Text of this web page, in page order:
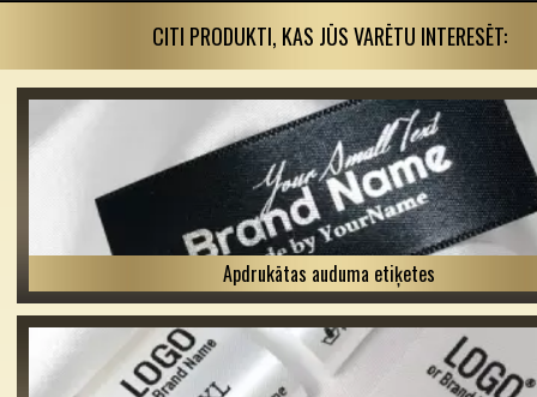
CITI PRODUKTI, KAS JŪS VARĒTU INTERESĒT:
Apdrukātas auduma etiķetes